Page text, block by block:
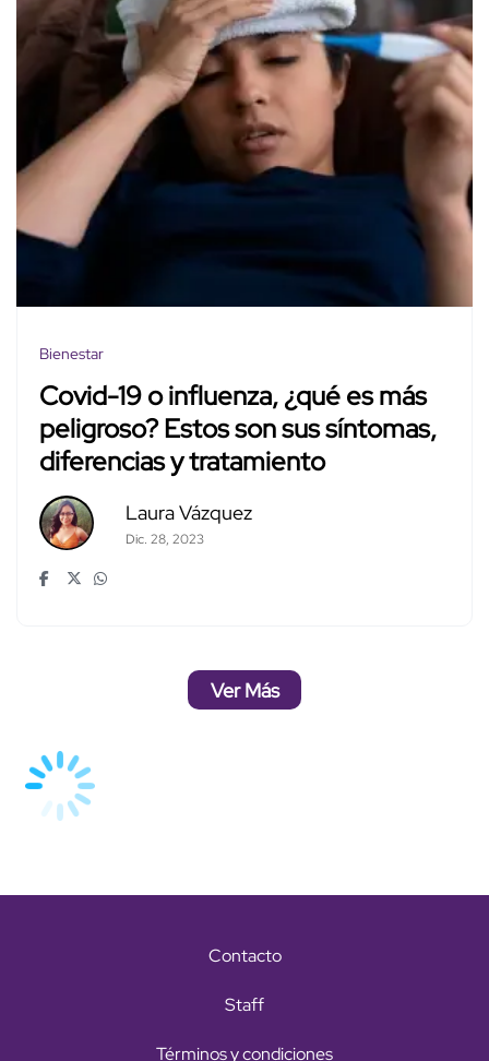
Bienestar
Covid-19 o influenza, ¿qué es más
peligroso? Estos son sus síntomas,
diferencias y tratamiento
Laura Vázquez
Dic. 28, 2023
Ver Más
Contacto
Staff
Términos y condiciones